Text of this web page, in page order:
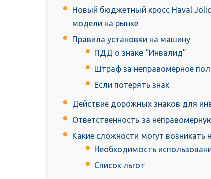
Новый бюджетный кросс Haval
модели на рынке
Правила установки на машину
ПДД о знаке “Инвалид”
Штраф за неправомерное
Если потерять знак
Действие дорожных знаков для
Ответственность за
Какие сложности могут возникать
Необходимость
Список льгот